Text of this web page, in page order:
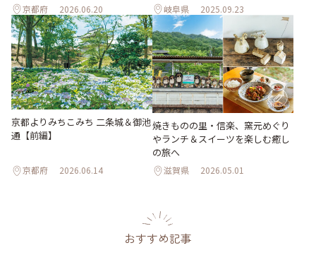
京都府 2026.06.20 岐阜県 2025.09.23
京都よりみちこみち 二条城＆御池
通【前編】
京都府 2026.06.14
焼きものの里・信楽、窯元めぐり
やランチ＆スイーツを楽しむ癒し
の旅へ
滋賀県 2026.05.01
おすすめ記事